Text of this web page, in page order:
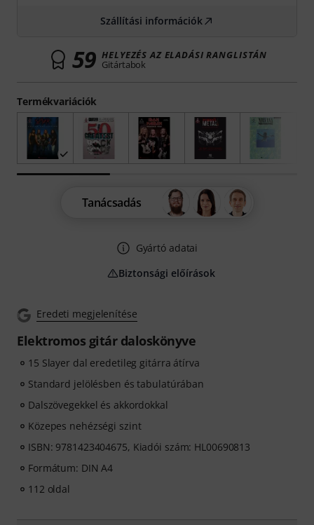
Eredeti megjelenítése
Elektromos gitár daloskönyve
15 Slayer dal eredetileg gitárra átírva
Standard jelölésben és tabulatúrában
Dalszövegekkel és akkordokkal
Közepes nehézségi szint
ISBN: 9781423404675, Kiadói szám: HL00690813
Formátum: DIN A4
112 oldal
Termékvariációk
Szállítási információk
59 HELYEZÉS AZ ELADÁSI RANGLISTÁN
Gitártabok
Tanácsadás
Gyártó adatai
Biztonsági előírások